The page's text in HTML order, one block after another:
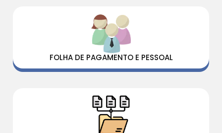
FOLHA DE PAGAMENTO E PESSOAL